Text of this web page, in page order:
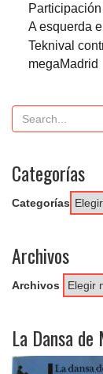
A esquerda
Teknival
megaMadrid
Categorías
Categorías
Archivos
Archivos
La Dansa de